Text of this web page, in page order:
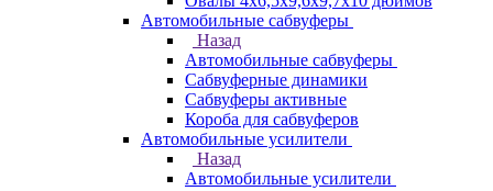
Автомобильные сабвуферы
Назад
Автомобильные сабвуферы
Сабвуферные динамики
Сабвуферы активные
Короба для сабвуферов
Автомобильные усилители
Назад
Автомобильные усилители